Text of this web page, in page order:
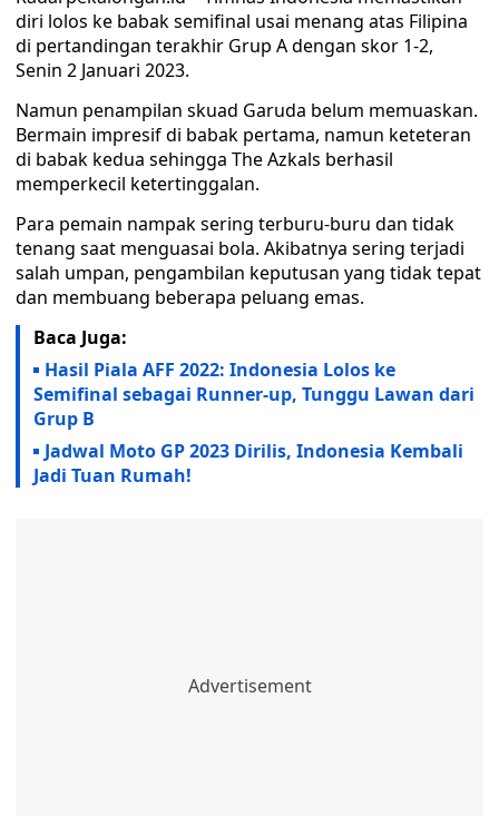
diri lolos ke babak semifinal usai menang atas Filipina
di pertandingan terakhir Grup A dengan skor 1-2,
Senin 2 Januari 2023.
Namun penampilan skuad Garuda belum memuaskan.
Bermain impresif di babak pertama, namun keteteran
di babak kedua sehingga The Azkals berhasil
memperkecil ketertinggalan.
Para pemain nampak sering terburu-buru dan tidak
tenang saat menguasai bola. Akibatnya sering terjadi
salah umpan, pengambilan keputusan yang tidak tepat
dan membuang beberapa peluang emas.
Baca Juga:
Hasil Piala AFF 2022: Indonesia Lolos ke
Semifinal sebagai Runner-up, Tunggu Lawan dari
Grup B
Jadwal Moto GP 2023 Dirilis, Indonesia Kembali
Jadi Tuan Rumah!